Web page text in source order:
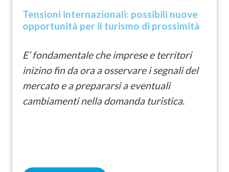
Tensioni internazionali: possibili nuove
opportunità per il turismo di prossimità
E’ fondamentale che imprese e territori
inizino fin da ora a osservare i segnali del
mercato e a prepararsi a eventuali
cambiamenti nella domanda turistica.